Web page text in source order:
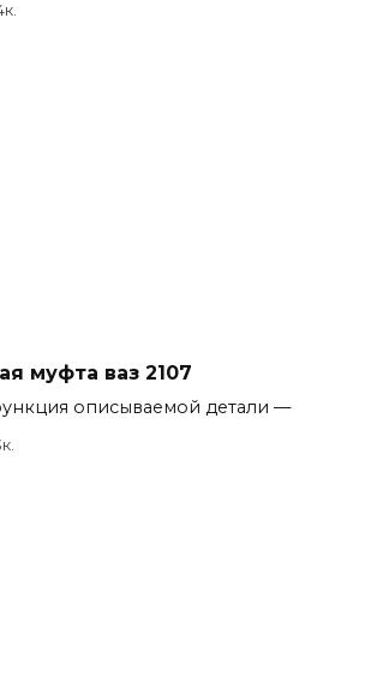
муфта ваз 2107
описываемой детали —